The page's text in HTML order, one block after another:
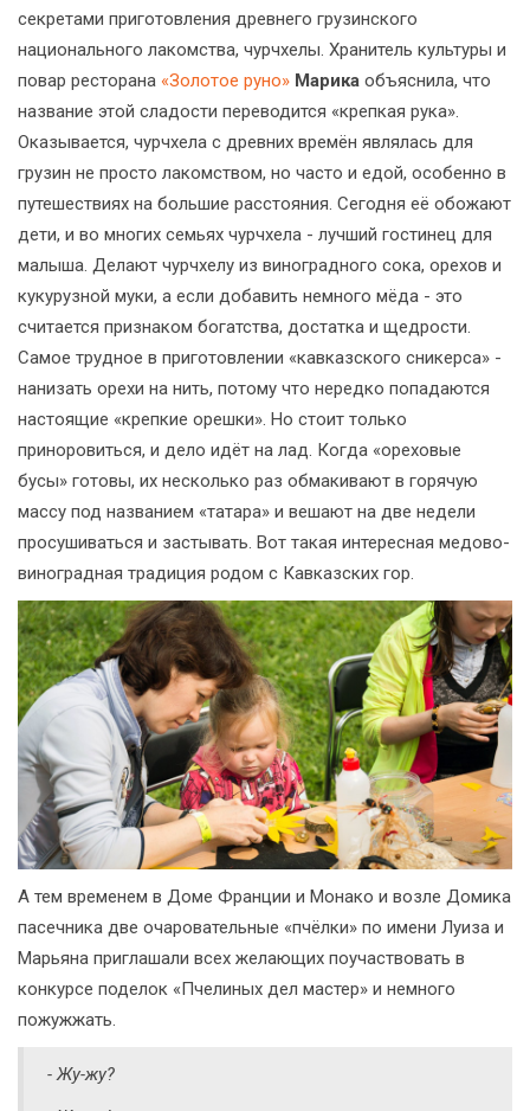
секретами приготовления древнего грузинского
национального лакомства, чурчхелы. Хранитель культуры и
повар ресторана «Золотое руно» Марика объяснила, что
название этой сладости переводится «крепкая рука».
Оказывается, чурчхела с древних времён являлась для
грузин не просто лакомством, но часто и едой, особенно в
путешествиях на большие расстояния. Сегодня её обожают
дети, и во многих семьях чурчхела - лучший гостинец для
малыша. Делают чурчхелу из виноградного сока, орехов и
кукурузной муки, а если добавить немного мёда - это
считается признаком богатства, достатка и щедрости.
Самое трудное в приготовлении «кавказского сникерса» -
нанизать орехи на нить, потому что нередко попадаются
настоящие «крепкие орешки». Но стоит только
приноровиться, и дело идёт на лад. Когда «ореховые
бусы» готовы, их несколько раз обмакивают в горячую
массу под названием «татара» и вешают на две недели
просушиваться и застывать. Вот такая интересная медово-
виноградная традиция родом с Кавказских гор.
А тем временем в Доме Франции и Монако и возле Домика
пасечника две очаровательные «пчёлки» по имени Луиза и
Марьяна приглашали всех желающих поучаствовать в
конкурсе поделок «Пчелиных дел мастер» и немного
пожужжать.
- Жу-жу?